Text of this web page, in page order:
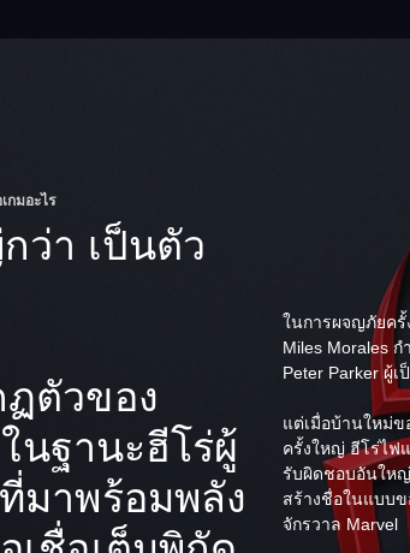
กมอะไร
ว่า เป็นตัว
ตัวของ
นฐานะฮีโร่ผู้
มาพร้อมพลัง
ในการผจญภัยครั้
Miles Morales
Peter Parker ผู้
แต่เมื่อบ้านใหม่ข
ครั้งใหญ่ ฮีโร่ไฟ
รับผิดชอบอันใหญ่
สร้างชื่อในแบบข
จักรวาล Marvel